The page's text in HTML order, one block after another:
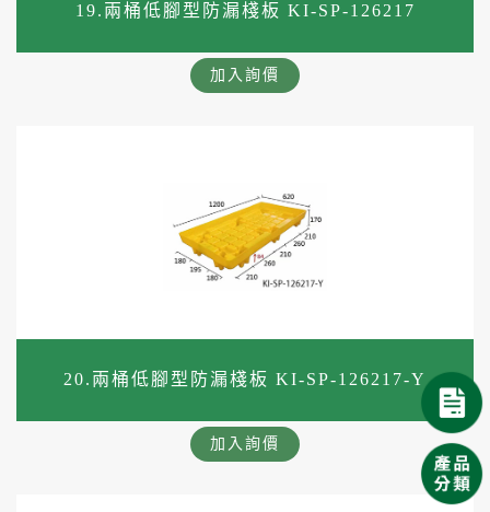
19.兩桶低腳型防漏棧板 KI-SP-126217
加入詢價
20.兩桶低腳型防漏棧板 KI-SP-126217-Y
加入詢價